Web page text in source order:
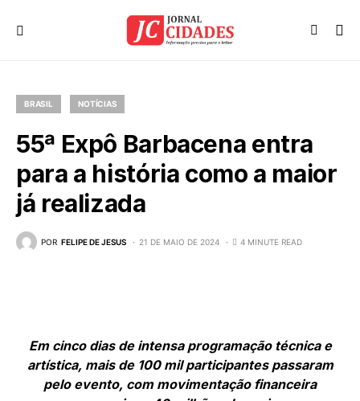
BRASIL NOTÍCIAS
55ª Expô Barbacena entra
para a história como a maior
já realizada
POR FELIPE DE JESUS 21 DE MAIO DE 2024 4 MINUTE READ
Em cinco dias de intensa programação técnica e
artística, mais de 100 mil participantes passaram
pelo evento, com movimentação financeira